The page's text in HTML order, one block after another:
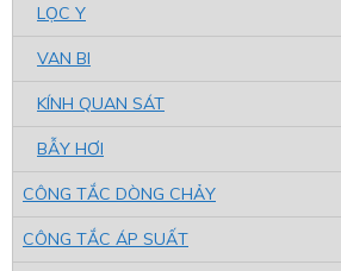
LỌC Y
VAN BI
KÍNH QUAN SÁT
BẪY HƠI
CÔNG TẮC DÒNG CHẢY
CÔNG TẮC ÁP SUẤT